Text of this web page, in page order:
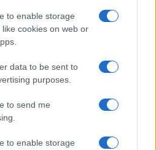
to enable storage
cookies on web or
data to be sent to
purposes.
to send me
to enable storage
cuáles son…